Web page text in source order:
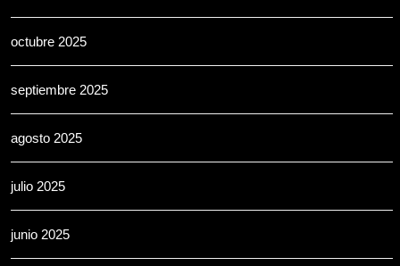
octubre 2025
septiembre 2025
agosto 2025
julio 2025
junio 2025